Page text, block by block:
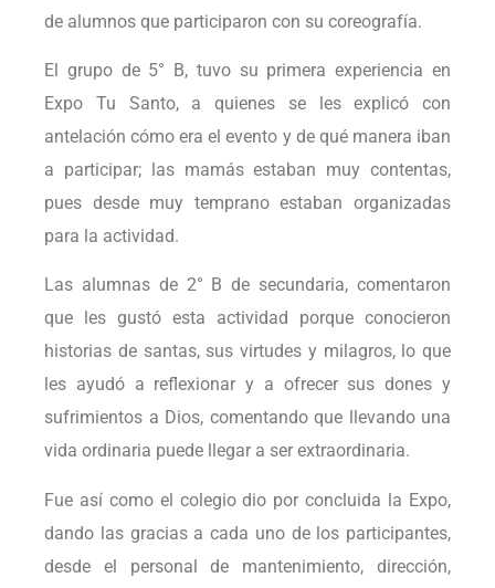
de alumnos que participaron con su coreografía.
El grupo de 5° B, tuvo su primera experiencia en
Expo Tu Santo, a quienes se les explicó con
antelación cómo era el evento y de qué manera iban
a participar; las mamás estaban muy contentas,
pues desde muy temprano estaban organizadas
para la actividad.
Las alumnas de 2° B de secundaria, comentaron
que les gustó esta actividad porque conocieron
historias de santas, sus virtudes y milagros, lo que
les ayudó a reflexionar y a ofrecer sus dones y
sufrimientos a Dios, comentando que llevando una
vida ordinaria puede llegar a ser extraordinaria.
Fue así como el colegio dio por concluida la Expo,
dando las gracias a cada uno de los participantes,
desde el personal de mantenimiento, dirección,